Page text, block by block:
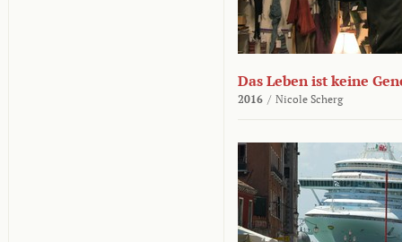
Das Leben ist keine
2016 / Nicole Scherg